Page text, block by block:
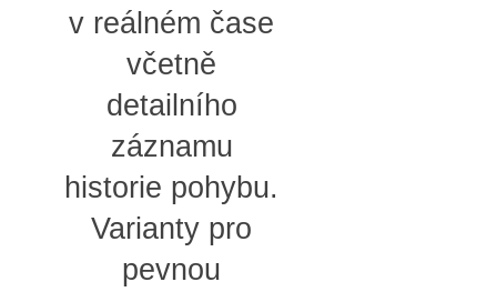
v reálném čase
včetně
detailního
záznamu
historie pohybu.
Varianty pro
pevnou